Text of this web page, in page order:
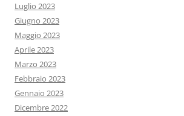
Luglio 2023
Giugno 2023
Maggio 2023
Aprile 2023
Marzo 2023
Febbraio 2023
Gennaio 2023
Dicembre 2022